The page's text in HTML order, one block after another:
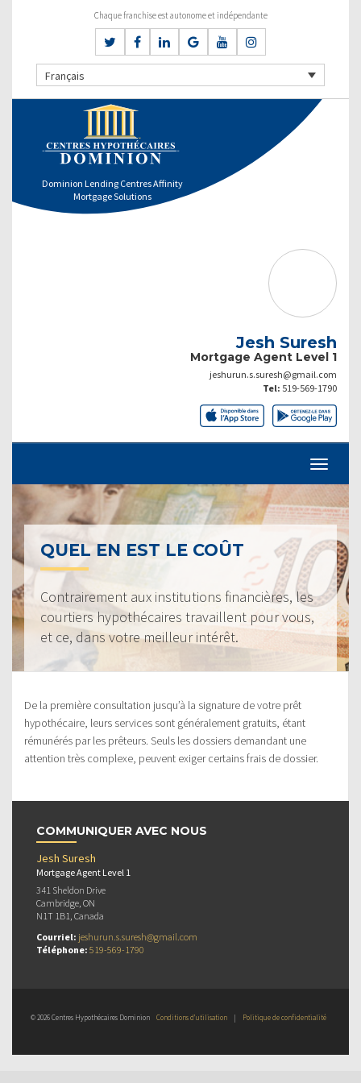
Chaque franchise est autonome et indépendante
Français
Dominion Lending Centres Affinity
Mortgage Solutions
Jesh Suresh
Mortgage Agent Level 1
jeshurun.s.suresh@gmail.com
Tel: 519-569-1790
QUEL EN EST LE COÛT
Contrairement aux institutions financières, les
courtiers hypothécaires travaillent pour vous,
et ce, dans votre meilleur intérêt.
De la première consultation jusqu’à la signature de votre prêt
hypothécaire, leurs services sont généralement gratuits, étant
rémunérés par les prêteurs. Seuls les dossiers demandant une
attention très complexe, peuvent exiger certains frais de dossier.
COMMUNIQUER AVEC NOUS
Jesh Suresh
Mortgage Agent Level 1
341 Sheldon Drive
Cambridge, ON
N1T 1B1, Canada
Courriel: jeshurun.s.suresh@gmail.com
Téléphone: 519-569-1790
© 2026 Centres Hypothécaires Dominion Conditions d’utilisation | Politique de confidentialité